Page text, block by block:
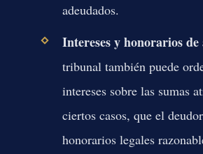
adeudados.
Intereses y honorarios de
tribunal también puede
intereses sobre las sumas
ciertos casos, que el
honorarios legales